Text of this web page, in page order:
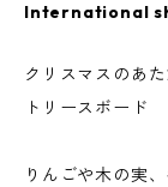
International
クリスマスのあ
トリースボード
りんごや木の実